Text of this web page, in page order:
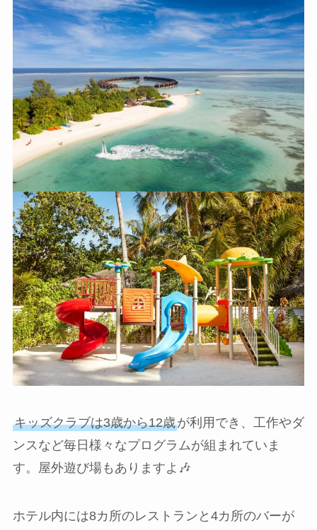
キッズクラブは3歳から12歳が利用でき、工作やダ
ンスなど毎日様々なプログラムが組まれていま
す。屋外遊び場もありますよ🎶
ホテル内には8カ所のレストランと4カ所のバーが